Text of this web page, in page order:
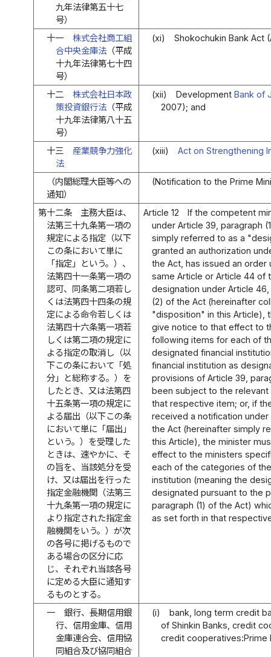
九年法律第五十七
号）
十一
株式会社商工組
合中央金庫法（平成
十九年法律第七十四
号）
(xi) Shokochukin Bank Act
十二
株式会社日本政
策投資銀行法（平成
十九年法律第八十五
号）
(xii) Development Bank of
2007); and
十三
産業競争力強化
法
(xiii) Act on Strengthening
（内閣総理大臣等への
通知）
(Notification to the Prime
第十二条
主務大臣は、
法第三十九条第一項の
規定による指定（以下
この条において単に
「指定」という。）、
法第四十一条第一項の
認可、同条第二項若し
くは法第四十四条の規
定による命令若しくは
法第四十六条第一項若
しくは第二項の規定に
よる指定の取消し（以
下この条において「処
分」と総称する。）を
したとき、又は法第四
十五条第一項の規定に
よる届出（以下この条
において単に「届出」
という。）を受理した
ときは、速やかに、そ
の旨を、当該処分を受
け、又は届出を行った
指定金融機関（法第三
十九条第一項の規定に
より指定された指定金
融機関をいう。）が次
の各号に掲げるもので
ある場合の区分に応
じ、それぞれ当該各号
に定める大臣に通知す
るものとする。
Article 12
If the competent
under Article 39, paragraph
simply referred to as a
granted an authorization
the Act, has issued an
same Article or Article 44 of
designation under Article
(2) of the Act (hereinafter
"disposition" in this Article),
give notice to that effect to
following items for each of
designated financial
financial institution as
provisions of Article 39,
been subject to the
that respective item; or, if
received a notification
the Act (hereinafter simply
this Article), the minister
effect to the ministers
each of the categories of
institution (meaning the
designated pursuant to the
paragraph (1) of the Act)
as set forth in that
一
銀行、長期信用銀
行、信用金庫、信用
金庫連合会、信用協
同組合及び協同組合
(i)
bank, long term credit
of Shinkin Banks, credit
credit cooperatives:Prime